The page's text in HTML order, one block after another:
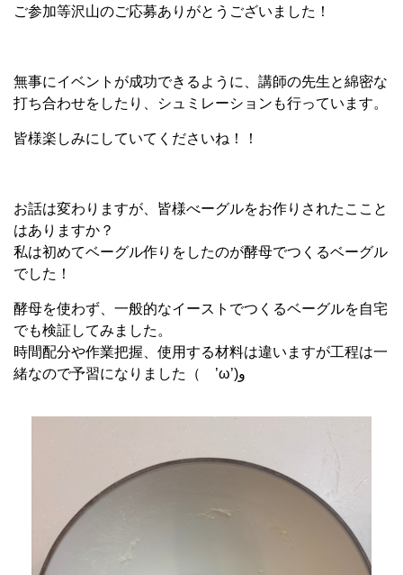
ご参加等沢山のご応募ありがとうございました！
無事にイベントが成功できるように、講師の先生と綿密な
打ち合わせをしたり、シュミレーションも行っています。
皆様楽しみにしていてくださいね！！
お話は変わりますが、皆様べーグルをお作りされたここと
はありますか？
私は初めてベーグル作りをしたのが酵母でつくるベーグル
でした！
酵母を使わず、一般的なイーストでつくるベーグルを自宅
でも検証してみました。
時間配分や作業把握、使用する材料は違いますが工程は一
緒なので予習になりました（ ’ω’)و